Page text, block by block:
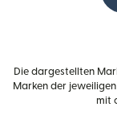
Die dargestellten
Marken der
mit